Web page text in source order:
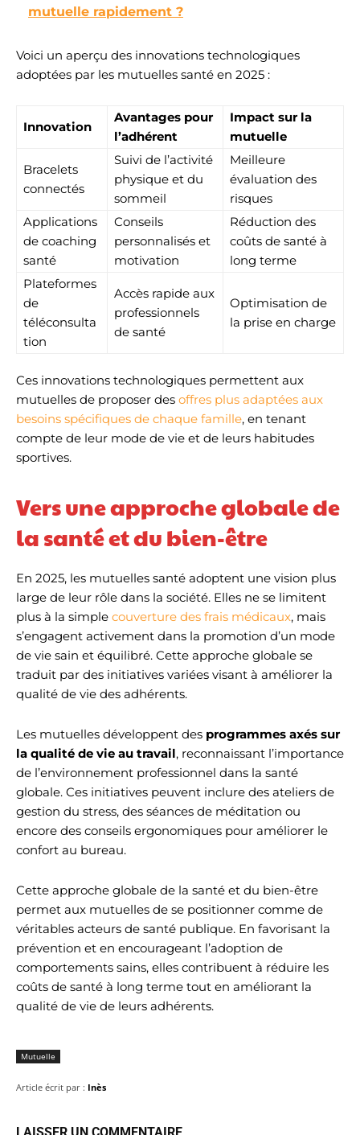
mutuelle rapidement ?
Voici un aperçu des innovations technologiques
adoptées par les mutuelles santé en 2025 :
Innovation
Avantages pour
l’adhérent
Impact sur la
mutuelle
Bracelets
connectés
Suivi de l’activité
physique et du
sommeil
Meilleure
évaluation des
risques
Applications
de coaching
santé
Conseils
personnalisés et
motivation
Réduction des
coûts de santé à
long terme
Plateformes
de
téléconsulta
tion
Accès rapide aux
professionnels
de santé
Optimisation de
la prise en charge
Ces innovations technologiques permettent aux
mutuelles de proposer des offres plus adaptées aux
besoins spécifiques de chaque famille, en tenant
compte de leur mode de vie et de leurs habitudes
sportives.
Vers une approche globale de
la santé et du bien-être
En 2025, les mutuelles santé adoptent une vision plus
large de leur rôle dans la société. Elles ne se limitent
plus à la simple couverture des frais médicaux, mais
s’engagent activement dans la promotion d’un mode
de vie sain et équilibré. Cette approche globale se
traduit par des initiatives variées visant à améliorer la
qualité de vie des adhérents.
Les mutuelles développent des programmes axés sur
la qualité de vie au travail, reconnaissant l’importance
de l’environnement professionnel dans la santé
globale. Ces initiatives peuvent inclure des ateliers de
gestion du stress, des séances de méditation ou
encore des conseils ergonomiques pour améliorer le
confort au bureau.
Cette approche globale de la santé et du bien-être
permet aux mutuelles de se positionner comme de
véritables acteurs de santé publique. En favorisant la
prévention et en encourageant l’adoption de
comportements sains, elles contribuent à réduire les
coûts de santé à long terme tout en améliorant la
qualité de vie de leurs adhérents.
Mutuelle
Article écrit par : Inès